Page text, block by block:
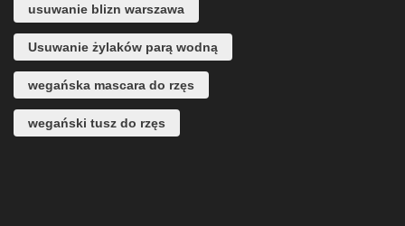
usuwanie blizn warszawa
Usuwanie żylaków parą wodną
wegańska mascara do rzęs
wegański tusz do rzęs